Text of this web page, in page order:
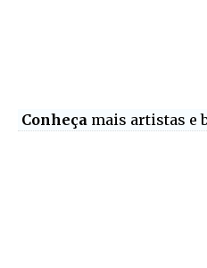
Conheça mais artistas e